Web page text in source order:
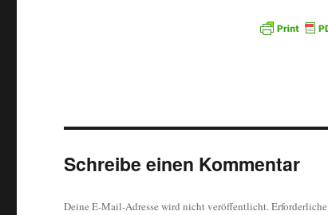
Schreibe einen Kommentar
Deine E-Mail-Adresse wird nicht veröffentlicht.